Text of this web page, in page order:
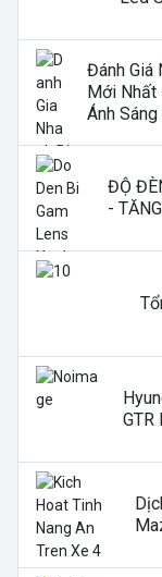
Đánh Giá
Mới Nhất
Ánh
ĐỘ
-
GTR